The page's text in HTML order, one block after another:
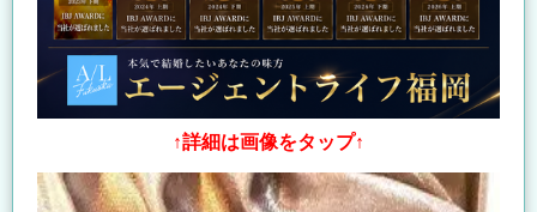
↑詳細は画像をタップ↑